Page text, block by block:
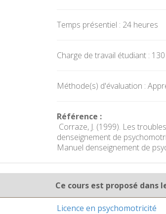
Temps présentiel : 24 heures
Charge de travail étudiant :
Méthode(s) d'évaluation :
Référence :
 Corraze, J. (1999). Les
denseignement de
Manuel denseignement de
Ce cours est proposé dans
Licence en psychomotricité